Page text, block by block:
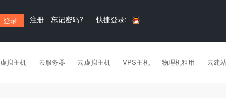
注册 忘记密码? 快捷登录:
虚拟主机 云服务器 云虚拟主机 VPS主机 物理机租用 云建